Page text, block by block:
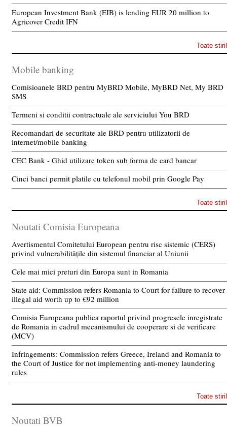
European Investment Bank (EIB) is lending EUR 20 million to
Agricover Credit IFN
Toate
Mobile banking
Comisioanele BRD pentru MyBRD Mobile, MyBRD Net, My BRD
SMS
Termeni si conditii contractuale ale serviciului You BRD
Recomandari de securitate ale BRD pentru utilizatorii de
internet/mobile banking
CEC Bank - Ghid utilizare token sub forma de card bancar
Cinci banci permit platile cu telefonul mobil prin Google Pay
Toate
Noutati Comisia Europeana
Avertismentul Comitetului European pentru risc sistemic (CERS)
privind vulnerabilitățile din sistemul financiar al Uniunii
Cele mai mici preturi din Europa sunt in Romania
State aid: Commission refers Romania to Court for failure to recover
illegal aid worth up to €92 million
Comisia Europeana publica raportul privind progresele inregistrate
de Romania in cadrul mecanismului de cooperare si de verificare
(MCV)
Infringements: Commission refers Greece, Ireland and Romania to
the Court of Justice for not implementing anti-money laundering
rules
Toate
Noutati BVB